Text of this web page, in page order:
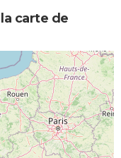
carte de